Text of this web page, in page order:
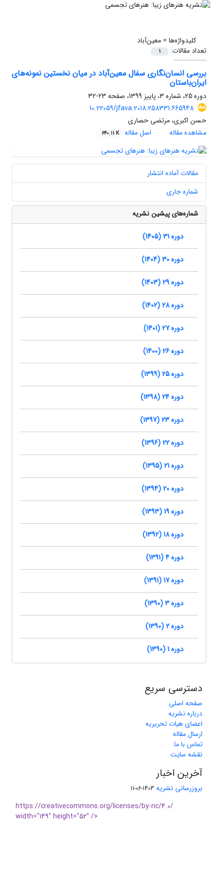
کلیدواژه‌ها =معین‌آباد
تعداد مقالات:
1
بررسی انسان‌نگاری سفال معین‌آباد در میان نخستین نمونه‌های
ایران‌باستان
دوره 25، شماره 3، پاییز 1399، صفحه
23-32
10.22059/jfava.2018.258331.665948
حسن اکبری، مرتضی حصاری
مشاهده مقاله
اصل مقاله 640.11 K
مقالات آماده انتشار
شماره جاری
شماره‌های پیشین نشریه
دوره 31 (1405)
دوره 30 (1404)
دوره 29 (1403)
دوره 28 (1402)
دوره 27 (1401)
دوره 26 (1400)
دوره 25 (1399)
دوره 24 (1398)
دوره 23 (1397)
دوره 22 (1396)
دوره 21 (1395)
دوره 20 (1394)
دوره 19 (1393)
دوره 18 (1392)
دوره 4 (1391)
دوره 17 (1391)
دوره 3 (1390)
دوره 2 (1390)
دوره 1 (1390)
دسترسی سریع
صفحه اصلی
درباره نشریه
اعضای هیات تحریریه
ارسال مقاله
تماس با ما
نقشه سایت
آخرین اخبار
بروزرسانی نشریه 1403-06-11
https://creativecommons.org/licenses/by-nc/4.0/
width="149" height="52" />